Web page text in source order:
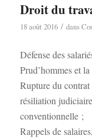
Droit du
18 août 2016 / dans
Défense des
Prud’hommes et
Rupture du
résiliation
conventionnelle ;
Rappels de